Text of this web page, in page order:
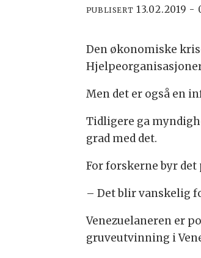
PUBLISERT 13.02.2019 -
Den økonomiske
Men det er også en
Tidligere ga
grad med det.
For forskerne byr
– Det blir vanskelig
Venezuelaneren er
gruveutvinning i